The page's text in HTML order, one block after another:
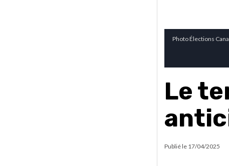
Photo Élections
Le
Publié le 17/04/2025